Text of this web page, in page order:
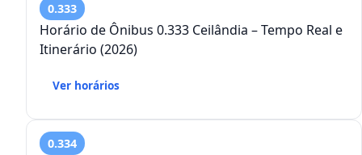
0.333
Horário de Ônibus 0.333 Ceilândia – Tempo Real e
Itinerário (2026)
Ver horários
0.334